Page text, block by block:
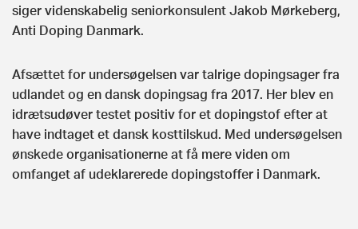
siger videnskabelig seniorkonsulent Jakob Mørkeberg,
Anti Doping Danmark.
Afsættet for undersøgelsen var talrige dopingsager fra
udlandet og en dansk dopingsag fra 2017. Her blev en
idrætsudøver testet positiv for et dopingstof efter at
have indtaget et dansk kosttilskud. Med undersøgelsen
ønskede organisationerne at få mere viden om
omfanget af udeklarerede dopingstoffer i Danmark.